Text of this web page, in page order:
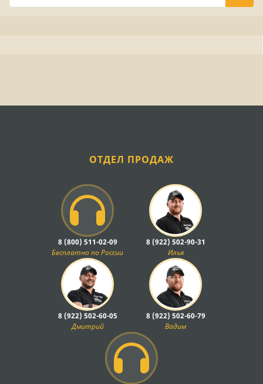
ОТДЕЛ ПРОДАЖ
8 (800) 511-02-09
Бесплатно по России
8 (922) 502-90-31
Илья
8 (922) 502-60-05
Дмитрий
8 (922) 502-60-79
Вадим